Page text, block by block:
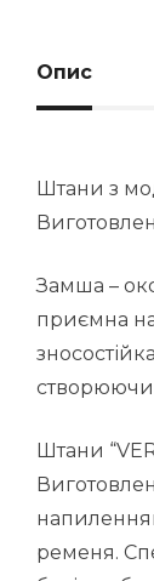
Опис
Штани з
Замша –
приємна
створюючи
Штани
ременя.